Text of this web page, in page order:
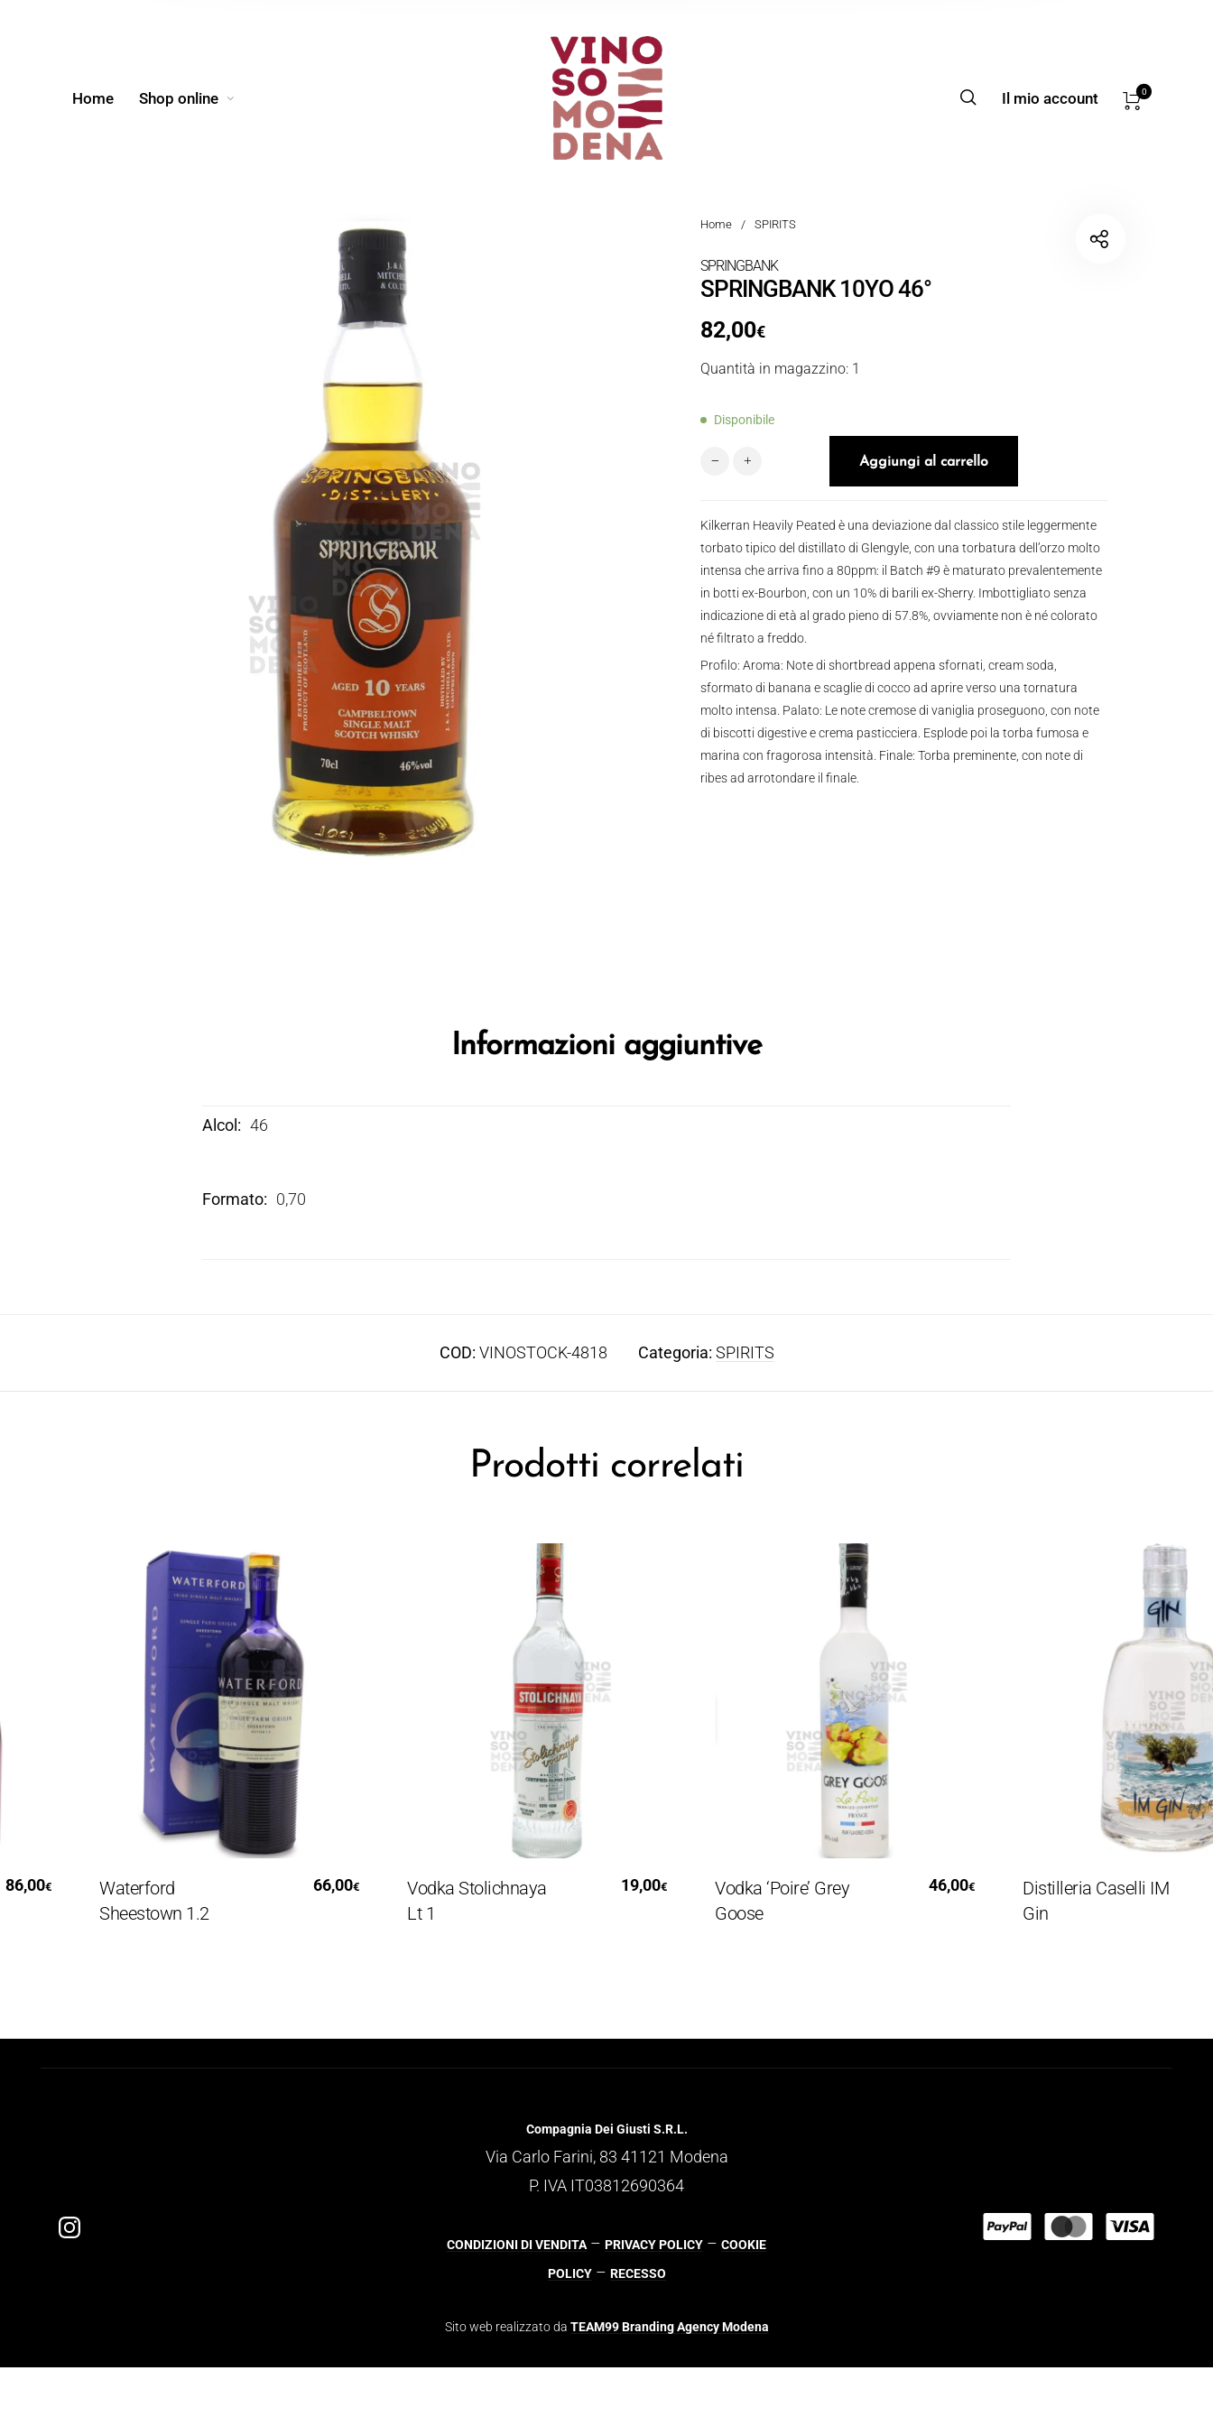
Home Shop online Il mio account 0
Home / SPIRITS
SPRINGBANK
SPRINGBANK 10YO 46°
82,00€
Quantità in magazzino: 1
Disponibile
SPRINGBANK 10YO 46° quantità
Aggiungi al carrello
Kilkerran Heavily Peated è una deviazione dal classico stile leggermente
torbato tipico del distillato di Glengyle, con una torbatura dell’orzo molto
intensa che arriva fino a 80ppm: il Batch #9 è maturato prevalentemente
in botti ex-Bourbon, con un 10% di barili ex-Sherry. Imbottigliato senza
indicazione di età al grado pieno di 57.8%, ovviamente non è né colorato
né filtrato a freddo.
Profilo: Aroma: Note di shortbread appena sfornati, cream soda,
sformato di banana e scaglie di cocco ad aprire verso una tornatura
molto intensa. Palato: Le note cremose di vaniglia proseguono, con note
di biscotti digestive e crema pasticciera. Esplode poi la torba fumosa e
marina con fragorosa intensità. Finale: Torba preminente, con note di
ribes ad arrotondare il finale.
Informazioni aggiuntive
Alcol 46
Formato 0,70
COD: VINOSTOCK-4818 Categoria: SPIRITS
Prodotti correlati
Vodka Stolichnaya
Lt 1
19,00€
Vodka ‘Poire’ Grey
Goose
46,00€
Distilleria Caselli IM
Gin
€
Waterford
Sheestown 1.2
66,00€
Compagnia Dei Giusti S.R.L.
Via Carlo Farini, 83 41121 Modena
P. IVA IT03812690364
CONDIZIONI DI VENDITA– PRIVACY POLICY – COOKIE
POLICY– RECESSO
Sito web realizzato da TEAM99 Branding Agency Modena